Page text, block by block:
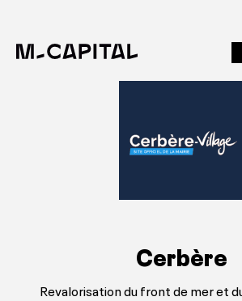
Cerbère
Revalorisation du front de mer et